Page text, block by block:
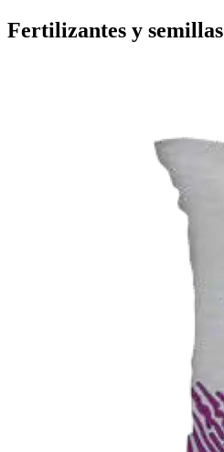
Fertilizantes y semillas